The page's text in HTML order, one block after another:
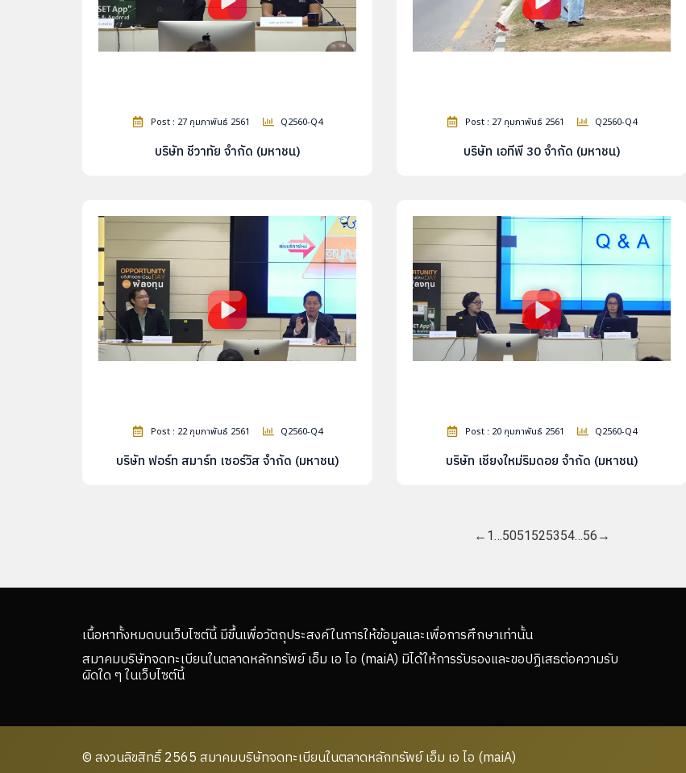
Post : 27 กุมภาพันธ์ 2561 Q2560-Q4
บริษัท ชีวาทัย จำกัด (มหาชน)
Post : 27 กุมภาพันธ์ 2561 Q2560-Q4
บริษัท เอทีพี 30 จำกัด (มหาชน)
Post : 22 กุมภาพันธ์ 2561 Q2560-Q4
บริษัท ฟอร์ท สมาร์ท เซอร์วิส จำกัด (มหาชน)
Post : 20 กุมภาพันธ์ 2561 Q2560-Q4
บริษัท เชียงใหม่ริมดอย จำกัด (มหาชน)
← 1…5051525354…56 →
เนื้อหาทั้งหมดบนเว็บไซต์นี้ มีขึ้นเพื่อวัตถุประสงค์ในการให้ข้อมูลและเพื่อการศึกษาเท่านั้น
สมาคมบริษัทจดทะเบียนในตลาดหลักทรัพย์ เอ็ม เอ ไอ (maiA) มิได้ให้การรับรองและขอปฏิเสธต่อความรับ
ผิดใด ๆ ในเว็บไซต์นี้
© สงวนลิขสิทธิ์ 2565 สมาคมบริษัทจดทะเบียนในตลาดหลักทรัพย์ เอ็ม เอ ไอ (maiA)